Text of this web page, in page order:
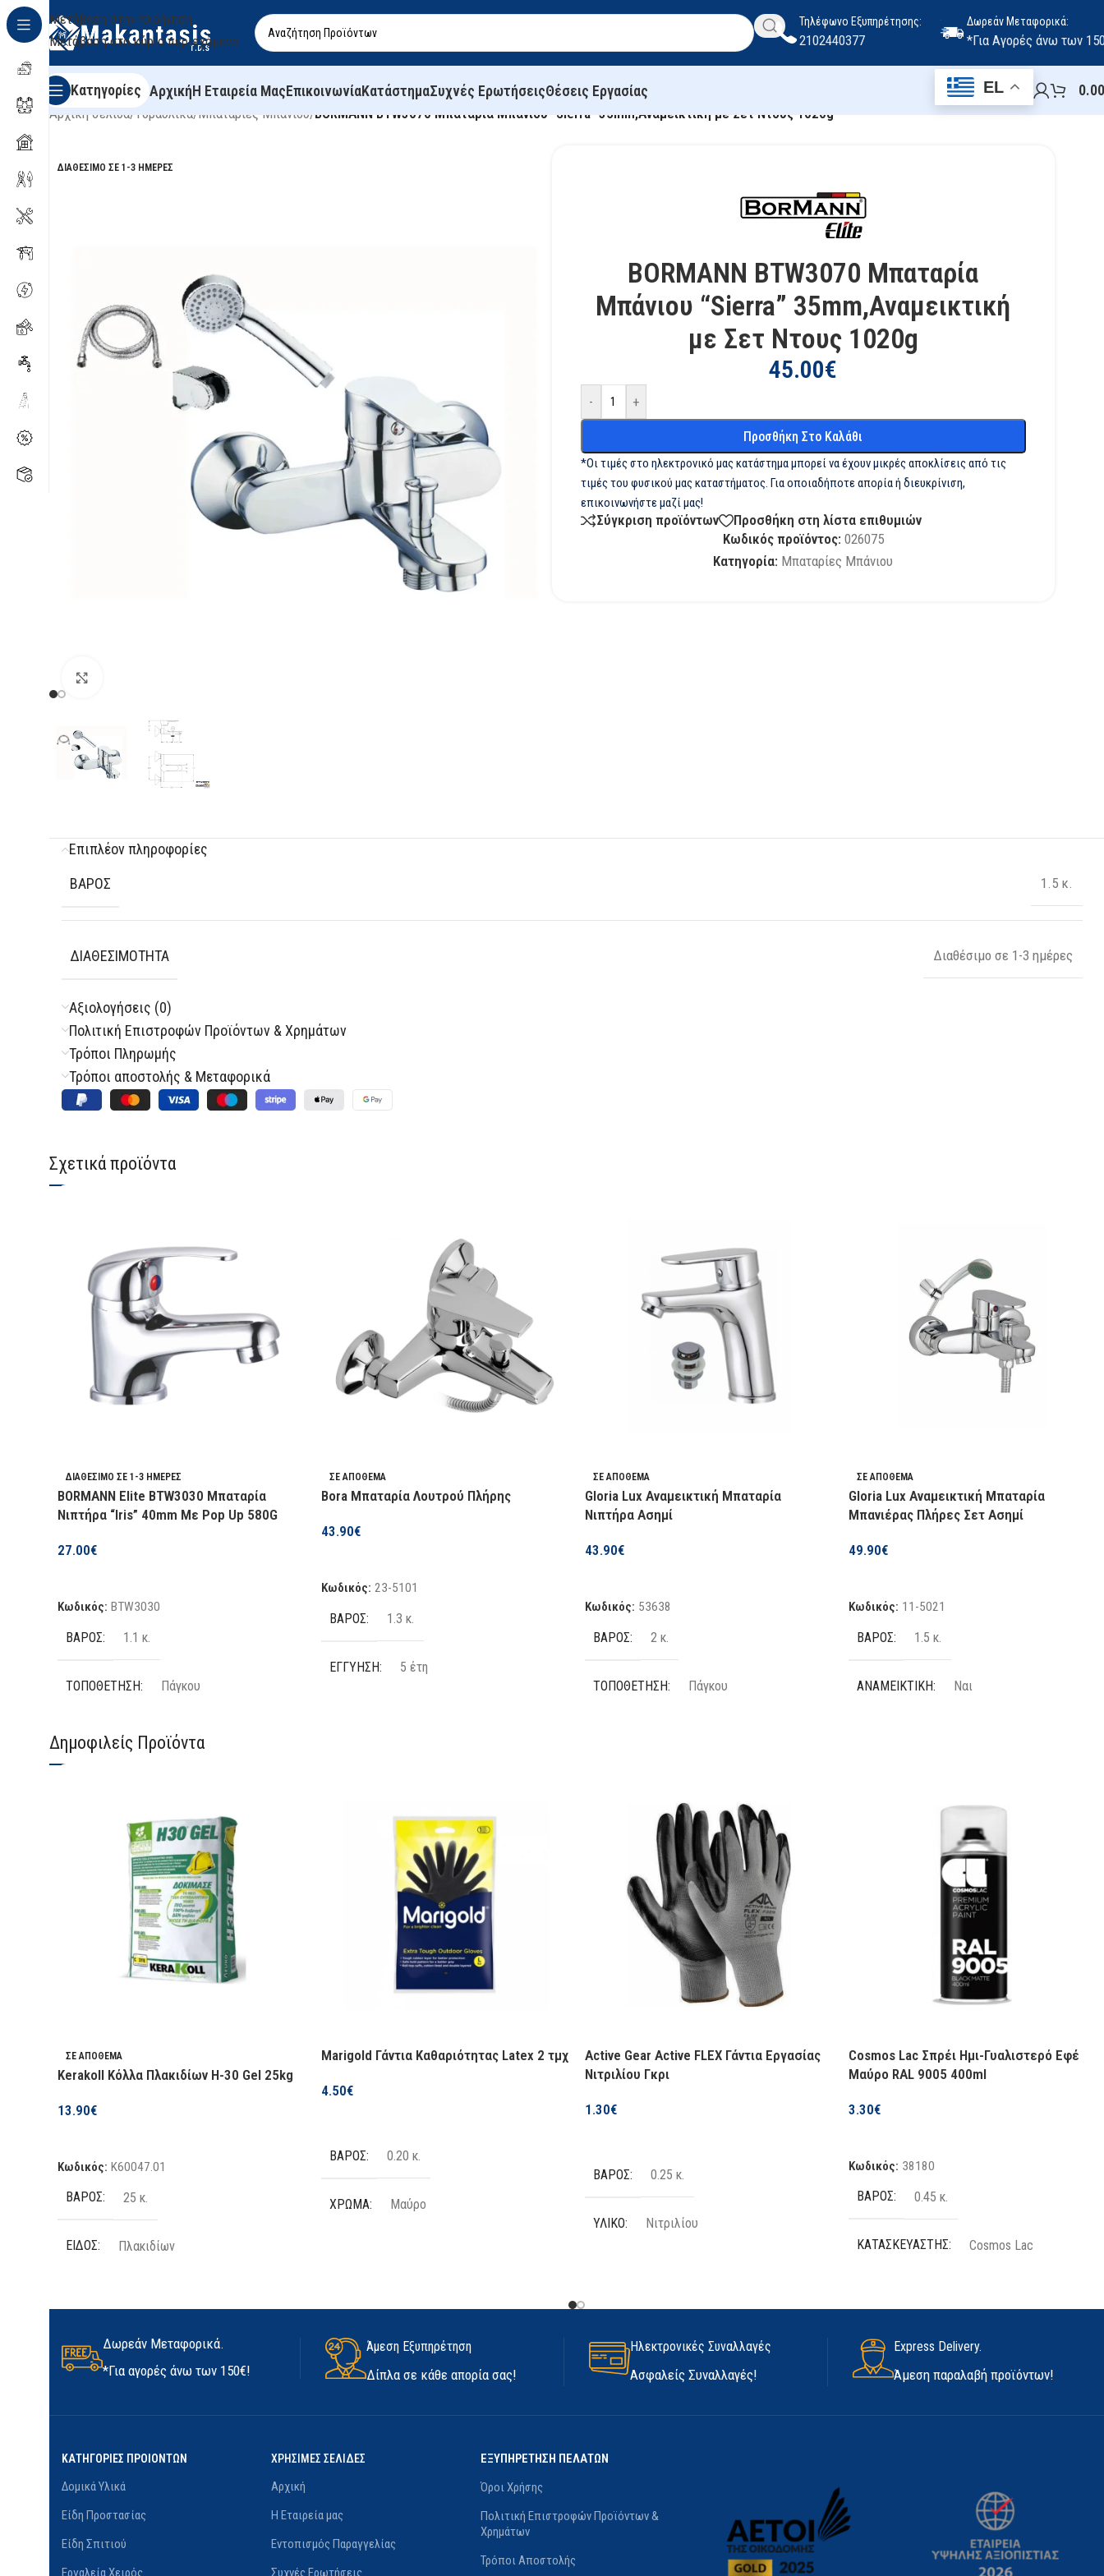
Μετάβαση στην πλοήγηση
Μετάβαση στο κύριο περιεχόμενο
Τηλέφωνο Εξυπηρέτησης:
2102440377
Δωρεάν Μεταφορικά:
*Για Αγορές άνω των
Κατηγορίες ΑρχικήΗ Εταιρεία ΜαςΕπικοινωνίαΚατάστημαΣυχνές ΕρωτήσειςΘέσεις Εργασίας EL 0.00
Αρχική σελίδα/Υδραυλικά/Μπαταρίες Μπάνιου/BORMANN BTW3070 Μπαταρία Μπάνιου “Sierra” 35mm,Αναμεικτική με Σετ Ντους 1020g
ΔΙΑΘΈΣΙΜΟ ΣΕ 1-3 ΗΜΈΡΕΣ
BORMANN BTW3070 Μπαταρία
Μπάνιου “Sierra” 35mm,Αναμεικτική
με Σετ Ντους 1020g
45.00€
- +
Προσθήκη Στο Καλάθι
*Οι τιμές στο ηλεκτρονικό μας κατάστημα μπορεί να έχουν μικρές αποκλίσεις από τις
τιμές του φυσικού μας καταστήματος. Για οποιαδήποτε απορία ή διευκρίνιση,
επικοινωνήστε μαζί μας!
Σύγκριση προϊόντων
Προσθήκη στη λίστα επιθυμιών
Κωδικός προϊόντος: 026075
Κατηγορία: Μπαταρίες Μπάνιου
Επιπλέον πληροφορίες
ΒΆΡΟΣ
1.5 κ.
ΔΙΑΘΕΣΙΜΌΤΗΤΑ Διαθέσιμο σε 1-3 ημέρες
Αξιολογήσεις (0)
Πολιτική Επιστροφών Προϊόντων & Χρημάτων
Τρόποι Πληρωμής
Τρόποι αποστολής & Μεταφορικά
Σχετικά προϊόντα
ΔΙΑΘΈΣΙΜΟ ΣΕ 1-3 ΗΜΈΡΕΣ
BORMANN Elite BTW3030 Μπαταρία
Νιπτήρα “Iris” 40mm Με Pop Up 580G
27.00€
Κωδικός: BTW3030
ΒΆΡΟΣ 1.1 κ.
ΤΟΠΟΘΈΤΗΣΗ Πάγκου
ΑΡΙΘΜΌΣ ΟΠΏΝ 1 οπής
ΚΑΤΑΣΚΕΥΑΣΤΉΣ Bormann
ΔΙΑΘΕΣΙΜΌΤΗΤΑ
Διαθέσιμο σε 1-3 ημέρες
ΣΕ ΑΠΌΘΕΜΑ
Bora Μπαταρία Λουτρού Πλήρης
43.90€
Κωδικός: 23-5101
ΒΆΡΟΣ 1.3 κ.
ΕΓΓΎΗΣΗ 5 έτη
ΣΕ ΑΠΌΘΕΜΑ
Gloria Lux Αναμεικτική Μπαταρία
Νιπτήρα Ασημί
43.90€
Κωδικός: 53638
ΒΆΡΟΣ 2 κ.
ΤΟΠΟΘΈΤΗΣΗ Πάγκου
Ασημί
ΔΙΑΘΕΣΙΜΌΤΗΤΑ Σε απόθεμα
ΚΑΤΑΣΚΕΥΑΣΤΉΣ Gloria
ΣΕ ΑΠΌΘΕΜΑ
Gloria Lux Αναμεικτική Μπαταρία
Μπανιέρας Πλήρες Σετ Ασημί
49.90€
Κωδικός: 11-5021
ΒΆΡΟΣ 1.5 κ.
ΑΝΑΜΕΙΚΤΙΚΉ Ναι
Χρωμε-Νικελ
ΔΙΑΘΕΣΙΜΌΤΗΤΑ Σε απόθεμα
Δημοφιλείς Προϊόντα
ΣΕ ΑΠΌΘΕΜΑ
Kerakoll Κόλλα Πλακιδίων H-30 Gel 25kg
13.90€
Κωδικός: K60047.01
ΒΆΡΟΣ 25 κ.
ΕΊΔΟΣ Πλακιδίων
ΚΑΤΑΣΚΕΥΑΣΤΉΣ Kerakoll
Marigold Γάντια Καθαριότητας Latex 2 τμχ
4.50€
ΒΆΡΟΣ 0.20 κ.
ΧΡΏΜΑ Μαύρο
ΜΈΓΕΘΟΣ Medium,Large
Active Gear Active FLEX Γάντια Εργασίας
Νιτριλίου Γκρι
1.30€
ΒΆΡΟΣ 0.25 κ.
ΥΛΙΚΌ Νιτριλίου
ΑΔΙΆΒΡΟΧΑ Όχι
ΨΎΧΟΥΣ Όχι
ΚΑΤΑΣΚΕΥΑΣΤΉΣ
ΜΈΓΕΘΟΣ
Cosmos Lac Σπρέι Ημι-Γυαλιστερό Εφέ
Μαύρο RAL 9005 400ml
3.30€
Κωδικός: 38180
ΒΆΡΟΣ 0.45 κ.
ΚΑΤΑΣΚΕΥΑΣΤΉΣ Cosmos Lac
ΧΡΏΜΑ Μαύρο
Δωρεάν Μεταφορικά.
*Για αγορές άνω των 150€!
Άμεση Εξυπηρέτηση
Δίπλα σε κάθε απορία σας!
Ηλεκτρονικές Συναλλαγές
Ασφαλείς Συναλλαγές!
Express Delivery.
Άμεση παραλαβή προϊόντων!
ΚΑΤΗΓΟΡΙΕΣ ΠΡΟΙΟΝΤΩΝ
Δομικά Υλικά
Είδη Προστασίας
Είδη Σπιτιού
Εργαλεία Χειρός
ΧΡΗΣΙΜΕΣ ΣΕΛΙΔΕΣ
Αρχική
Η Εταιρεία μας
Εντοπισμός Παραγγελίας
Συχνές Ερωτήσεις
ΕΞΥΠΗΡΕΤΗΣΗ ΠΕΛΑΤΩΝ
Όροι Χρήσης
Πολιτική Επιστροφών Προϊόντων &
Χρημάτων
Τρόποι Αποστολής